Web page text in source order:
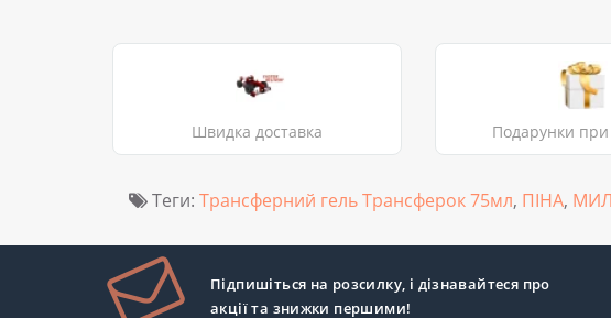
Швидка доставка Подарунки при
Теги: Трансферний гель Трансферок 75мл, ПІНА,
Підпишіться на розсилку, і дізнавайтеся про
акції та знижки першими!